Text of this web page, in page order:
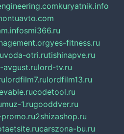
kuryatnik.info
smi366.ru
yes-fitness.ru
voda-otri.rutishinapve.ru
avgust.rulord-tv.ru
lordfilm7.rulordfilm13.ru
codetool.ru
muz-1.rugooddver.ru
2shizashop.ru
carszona-bu.ru